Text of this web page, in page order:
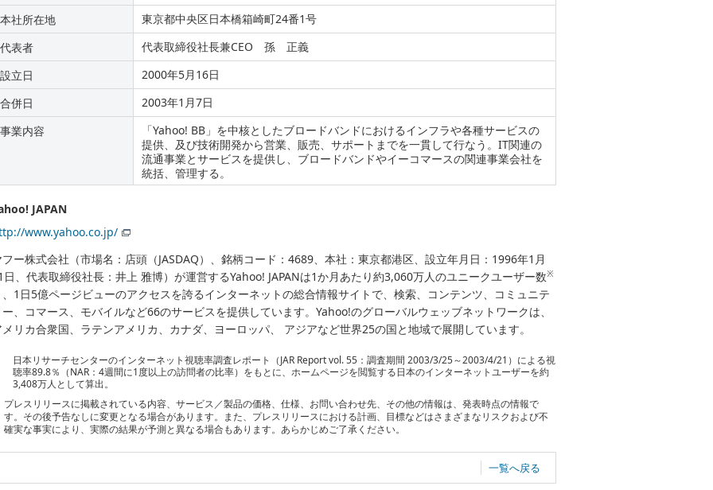
本社所在地
東京都中央区日本橋箱崎町24番1号
代表者
代表取締役社長兼CEO 孫 正義
設立日
2000年5月16日
合併日
2003年1月7日
事業内容
「Yahoo! BB」を中核としたブロードバンドにおけるインフラや各種サービスの
提供、及び技術開発から営業、販売、サポートまでを一貫して行なう。IT関連の
流通事業とサービスを提供し、ブロードバンドやイーコマースの関連事業会社を
統括、管理する。
JAPAN
www.yahoo.co.jp/
ー株式会社（市場名：店頭（JASDAQ）、銘柄コード：4689、本社：東京都港区、設立年月日：1996年1月
日、代表取締役社長：井上 雅博）が運営するYahoo! JAPANは1か月あたり約3,060万人のユニークユーザー数※
1日5億ページビューのアクセスを誇るインターネットの総合情報サイトで、検索、コンテンツ、コミュニテ
、コマース、モバイルなど66のサービスを提供しています。Yahoo!のグローバルウェッブネットワークは、
リカ合衆国、ラテンアメリカ、カナダ、ヨーロッパ、 アジアなど世界25の国と地域で展開しています。
日本リサーチセンターのインターネット視聴率調査レポート（JAR Report vol. 55：調査期間 2003/3/25～2003/4/21）による視
聴率89.8％（NAR：4週間に1度以上の訪問者の比率）をもとに、ホームページを閲覧する日本のインターネットユーザーを約
3,408万人として算出。
プレスリリースに掲載されている内容、サービス／製品の価格、仕様、お問い合わせ先、その他の情報は、発表時点の情報で
す。その後予告なしに変更となる場合があります。また、プレスリリースにおける計画、目標などはさまざまなリスクおよび不
確実な事実により、実際の結果が予測と異なる場合もあります。あらかじめご了承ください。
一覧へ戻る